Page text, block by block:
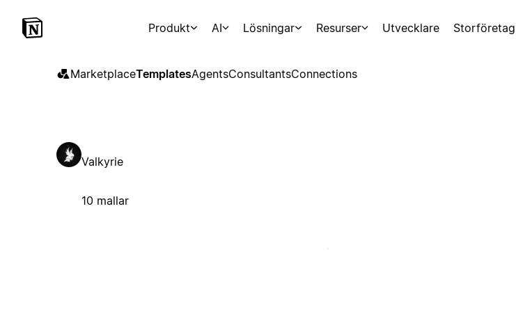
Produkt AI Lösningar Resurser Utvecklare Storföretag
MarketplaceTemplatesAgentsConsultantsConnections
Valkyrie
10 mallar